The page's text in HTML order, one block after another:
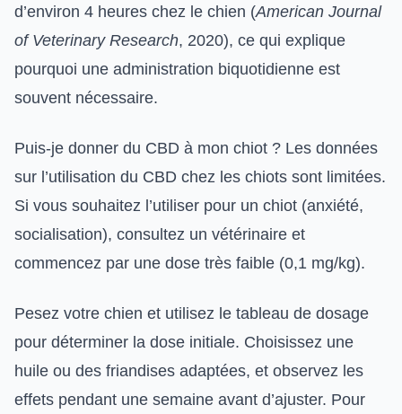
d’environ 4 heures chez le chien (American Journal
of Veterinary Research, 2020), ce qui explique
pourquoi une administration biquotidienne est
souvent nécessaire.
Puis-je donner du CBD à mon chiot ? Les données
sur l’utilisation du CBD chez les chiots sont limitées.
Si vous souhaitez l’utiliser pour un chiot (anxiété,
socialisation), consultez un vétérinaire et
commencez par une dose très faible (0,1 mg/kg).
Pesez votre chien et utilisez le tableau de dosage
pour déterminer la dose initiale. Choisissez une
huile ou des friandises adaptées, et observez les
effets pendant une semaine avant d’ajuster. Pour